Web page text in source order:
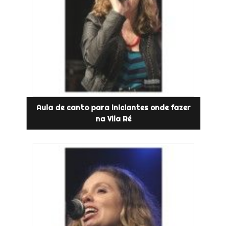
Aula de canto para iniciantes onde fazer
na Vila Ré